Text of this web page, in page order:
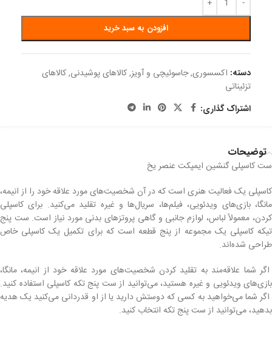
افزودن به سبد خرید
دسته: اکسسوری,جاسوئیچی و آویز,کالاهای پوشیدنی,کالاهای
تزئیناتی
اشتراک گذاری:
توضیحات
ست کاسپلی گنشین ایمپکت عنصر یخ
کاسپلی یک فعالیت هنری است که در آن شخصیت‌های مورد علاقه خود را از انیمه،
مانگا، بازی‌های ویدئویی، فیلم‌ها، سریال‌ها و غیره تقلید می‌کنید. برای کاسپلی
کردن، معمولاً لباس، لوازم جانبی و گاهی پروتز‌های بدنی مورد نیاز است. ست پنج
تیکه کاسپلی یک مجموعه از پنج قطعه است که برای تکمیل یک کاسپلی خاص
طراحی شده‌اند.
اگر شما علاقه‌مند به تقلید کردن شخصیت‌های مورد علاقه خود از انیمه، مانگا،
بازی‌های ویدئویی و غیره هستید، می‌توانید از ست پنج تکه کاسپلی استفاده کنید.
اگر شما می‌خواهید به کسی که دوستش دارید یا از او قدردانی می‌کنید یک هدیه
بدهید، می‌توانید از ست پنج تکه انتخاب کنید.